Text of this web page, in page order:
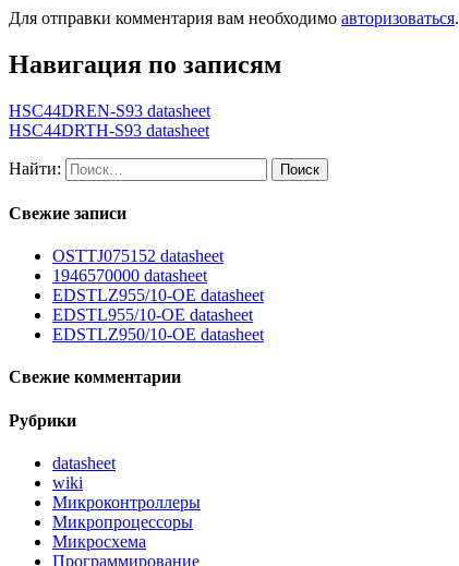
Для отправки комментария вам необходимо авторизоваться.
Навигация по записям
HSC44DREN-S93 datasheet
HSC44DRTH-S93 datasheet
Найти:
Свежие записи
OSTTJ075152 datasheet
1946570000 datasheet
EDSTLZ955/10-OE datasheet
EDSTL955/10-OE datasheet
EDSTLZ950/10-OE datasheet
Свежие комментарии
Рубрики
datasheet
wiki
Микроконтроллеры
Микропроцессоры
Микросхема
Программирование